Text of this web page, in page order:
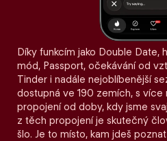
Díky funkcím jako Double Date,
mód, Passport, očekávání od
Tinder i nadále nejoblíbenější
dostupná ve 190 zemích, s více
propojení od doby, kdy jsme
z těch propojení je skutečný
šlo. Je to místo, kam jdeš